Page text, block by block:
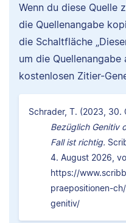
Wenn du diese Quelle
die Quellenangabe
die Schaltfläche
um die
kostenlosen Zitier-
Schrader, T. (2023, 30.
Bezüglich Genitiv
Fall ist richtig.
4. August 2026,
https://
praepositionen-
genitiv/